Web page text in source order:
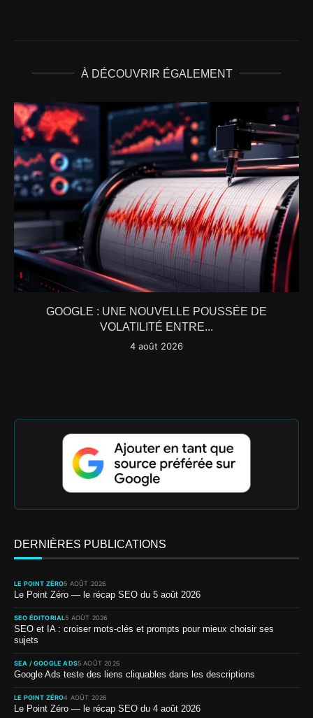
À DÉCOUVRIR ÉGALEMENT
GOOGLE : UNE NOUVELLE POUSSÉE DE
VOLATILITÉ ENTRE...
4 août 2026
DERNIÈRES PUBLICATIONS
LE POINT ZÉRO5 AOÛT 2026
Le Point Zéro — le récap SEO du 5 août 2026
SEO ÉDITORIAL5 AOÛT 2026
SEO et IA : croiser mots-clés et prompts pour mieux choisir ses
sujets
SEA / GOOGLE ADS5 AOÛT 2026
Google Ads teste des liens cliquables dans les descriptions
LE POINT ZÉRO4 AOÛT 2026
Le Point Zéro — le récap SEO du 4 août 2026